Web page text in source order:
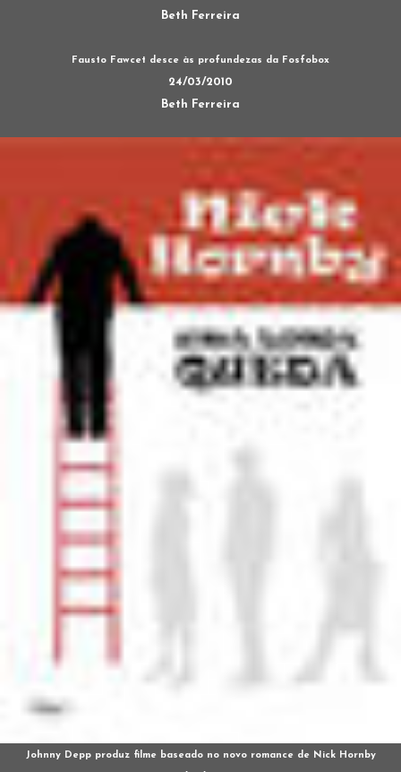
Beth Ferreira
Fausto Fawcet desce às profundezas da Fosfobox
24/03/2010
Beth Ferreira
Johnny Depp produz filme baseado no novo romance de Nick Hornby